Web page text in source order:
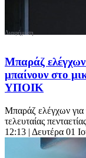
Μπαράζ
μπαίνουν στο
ΥΠΟΙΚ
Μπαράζ ελέγχων για
τελευταίας
12:13 | Δευτέρα 01